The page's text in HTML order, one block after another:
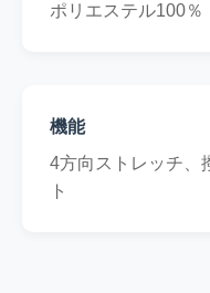
ポリエステル100％
機能
4方向ストレッチ、
ト